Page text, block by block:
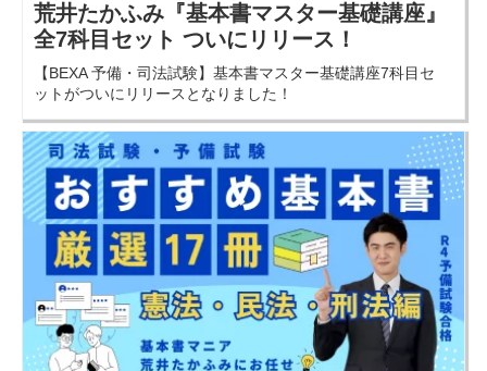
荒井たかふみ『基本書マスター基礎講座』
全7科目セット ついにリリース！
【BEXA 予備・司法試験】基本書マスター基礎講座7科目セ
ットがついにリリースとなりました！